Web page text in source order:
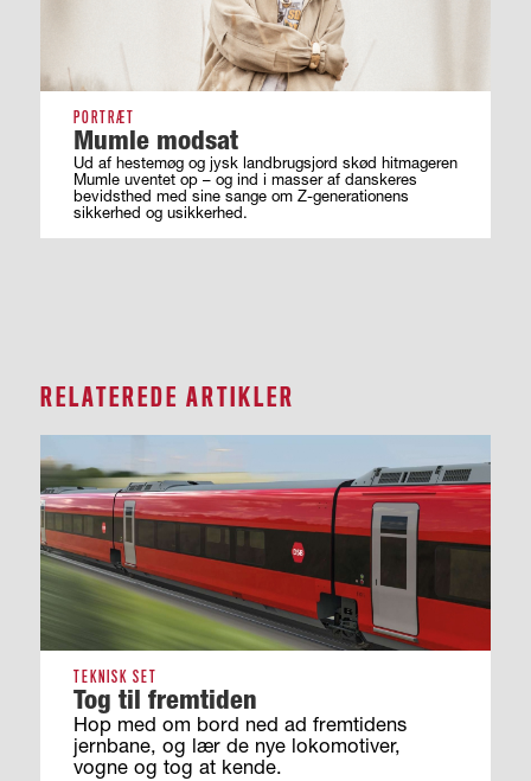
PORTRÆT
Mumle modsat
Ud af hestemøg og jysk landbrugsjord skød hitmageren
Mumle uventet op – og ind i masser af ­danskeres
bevidsthed med sine sange om ­Z-generationens
sikkerhed og usikkerhed.
RELATEREDE ARTIKLER
TEKNISK SET
Tog til fremtiden
Hop med om bord ned ad fremtidens
jernbane, og lær de nye lokomotiver,
vogne og tog at kende.